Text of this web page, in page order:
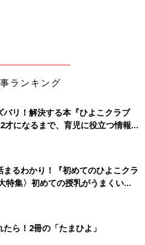
ランキング
バリ！解決する本『ひよこクラブ
になるまで、育児に役立つ情報が
まるわかり！『初めてのひよこクラ
特集〉初めての授乳がうまくい
ルクの基本と夏のトラブル 解決テ
ら！2冊の「たまひよ」